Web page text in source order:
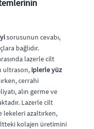
sorusunun cevabı,
bağlıdır.
lazerle cilt
ultrason, iplerle yüz
cerrahi
alın germe ve
Lazerle cilt
lekeleri azaltırken,
kolajen üretimini